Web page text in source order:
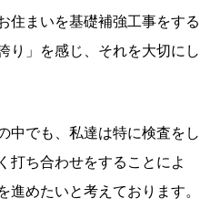
住まいを基礎補強工事をする
り」を感じ、それを大切にし
中でも、私達は特に検査をし
打ち合わせをすることによ
進めたいと考えております。